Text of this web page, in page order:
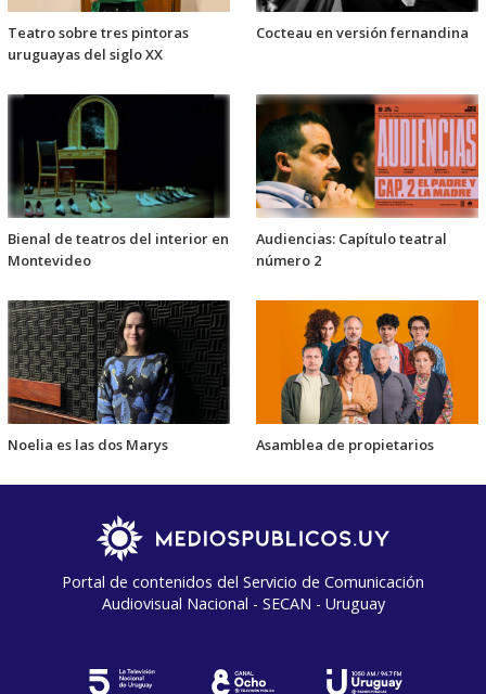
Teatro sobre tres pintoras
uruguayas del siglo XX
Cocteau en versión fernandina
Bienal de teatros del interior en
Montevideo
Audiencias: Capítulo teatral
número 2
Noelia es las dos Marys Asamblea de propietarios
Portal de contenidos del Servicio de Comunicación
Audiovisual Nacional - SECAN - Uruguay